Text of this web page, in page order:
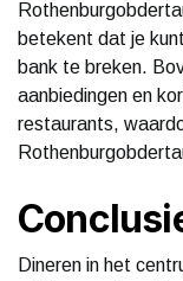
betekent dat je
bank te breken.
aanbiedingen en
restaurants,
Dineren in het